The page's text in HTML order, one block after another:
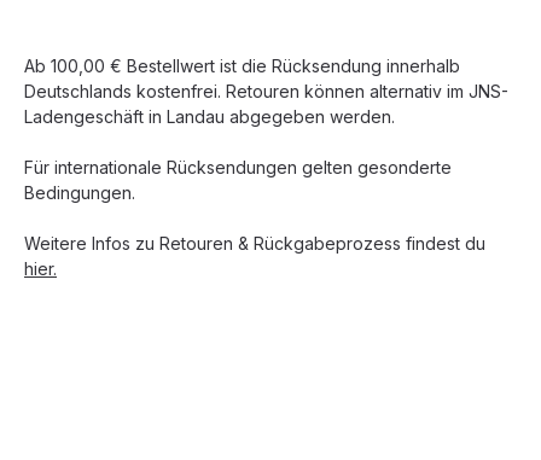
Ab 100,00 € Bestellwert ist die Rücksendung innerhalb
Deutschlands kostenfrei. Retouren können alternativ im JNS-
Ladengeschäft in Landau abgegeben werden.
Für internationale Rücksendungen gelten gesonderte
Bedingungen.
Weitere Infos zu Retouren & Rückgabeprozess findest du
hier.